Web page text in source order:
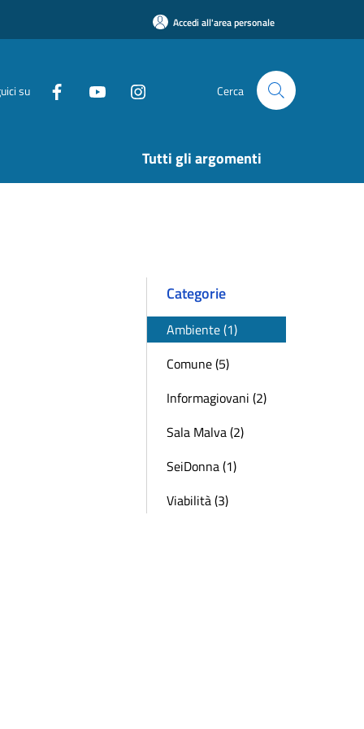
Accedi all'area personale
su Cerca
Tutti gli argomenti
Categorie
Ambiente (1)
Comune (5)
Informagiovani (2)
Sala Malva (2)
SeiDonna (1)
Viabilità (3)